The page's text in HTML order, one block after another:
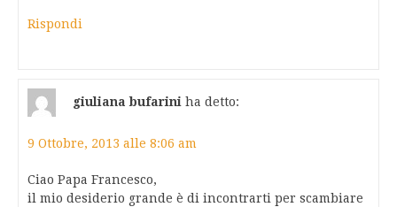
Rispondi
giuliana bufarini ha detto:
9 Ottobre, 2013 alle 8:06 am
Ciao Papa Francesco,
il mio desiderio grande è di incontrarti per scambiare